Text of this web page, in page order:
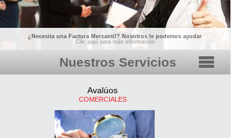
CONTACTO
BOLSA DE TRABAJO
¿Necesita una Factura Mercantil? Nosotros le podemos ayudar
Clic aquí para más información
Nuestros Servicios
Fe Pública
Valuación
Avalúos
COMERCIALES